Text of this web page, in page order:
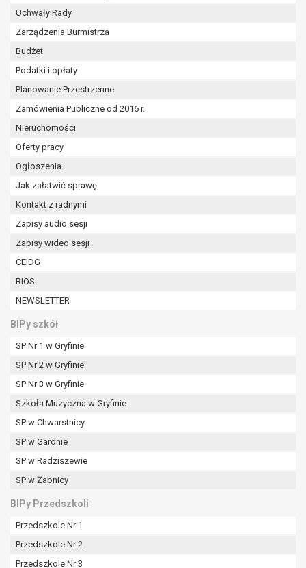
Uchwały Rady
Zarządzenia Burmistrza
Budżet
Podatki i opłaty
Planowanie Przestrzenne
Zamówienia Publiczne od 2016 r.
Nieruchomości
Oferty pracy
Ogłoszenia
Jak załatwić sprawę
Kontakt z radnymi
Zapisy audio sesji
Zapisy wideo sesji
CEIDG
RIOS
NEWSLETTER
BIPy szkół
SP Nr 1 w Gryfinie
SP Nr 2 w Gryfinie
SP Nr 3 w Gryfinie
Szkoła Muzyczna w Gryfinie
SP w Chwarstnicy
SP w Gardnie
SP w Radziszewie
SP w Żabnicy
BIPy Przedszkoli
Przedszkole Nr 1
Przedszkole Nr 2
Przedszkole Nr 3
Z przyczyn związanych z Pani/Pana
sprzeciwu, administrator nie może już
wolności osoby, której dane dotyczą, lub
podstaw do ustalenia, dochodzenia lub
obrony roszczeń.
lit a RODO), przysługuje Pani/Panu prawo do
przetwarzania, którego dokonano na podstawie
zgody przed jej cofnięciem.
organu nadzorczego na niezgodne z prawem
przetwarzanie Pani/Pana danych osobowych
przez administratora.
Organem właściwym do wniesienia skargi jest
dane osobowe, podanie danych osobowych jest
dobrowolne albo jest wymogiem ustawowym lub
Pani/Pana dane nie będą poddawane
zautomatyzowanemu podejmowaniu decyzji, w
tym również profilowaniu.